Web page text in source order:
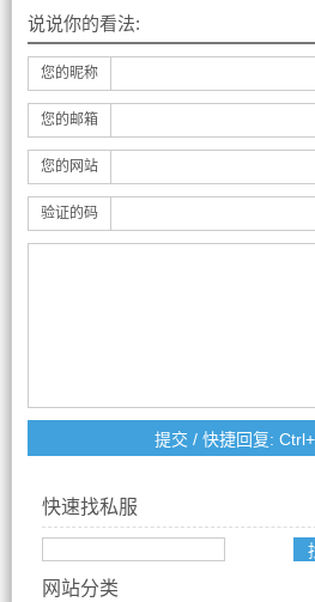
说说你的看法:
您的昵称
您的邮箱
您的网站
验证的码
快速找私服
网站分类